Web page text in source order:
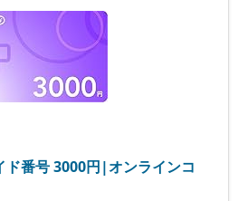
ド番号 3000円|オンラインコ